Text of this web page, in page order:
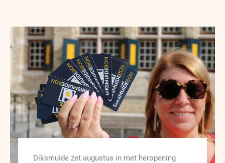
Diksmuide zet augustus in met heropening